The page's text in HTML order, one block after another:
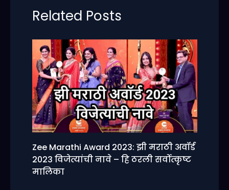
k p o
k
Related Posts
Zee Marathi Award 2023: झी मराठी अवॉर्ड
2023 विजेत्यांची नावे – हि ठरली सर्वोत्कृष्ट
मालिका